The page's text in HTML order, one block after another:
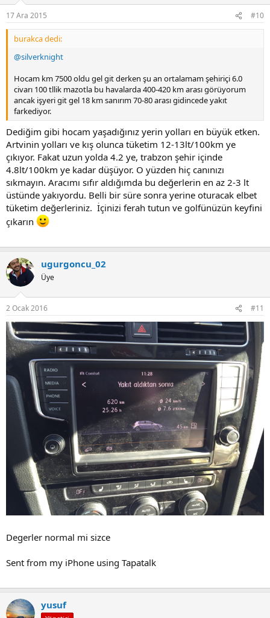
17 Ara 2015 #10
burakca dedi:
@silverknight
Hocam km 7500 oldu gel git derken şu an ortalamam şehiriçi 6.0
civarı 100 tllik mazotla bu havalarda 400-420 km arası görüyorum
ancak işyeri git gel 18 km sanırım 70-80 arası gidincede yakıt
farkediyor.
Dediğim gibi hocam yaşadığınız yerin yolları en büyük etken.
Artvinin yolları ve kış olunca tüketim 12-13lt/100km ye
çıkıyor. Fakat uzun yolda 4.2 ye, trabzon şehir içinde
4.8lt/100km ye kadar düşüyor. O yüzden hiç canınızı
sıkmayın. Aracımı sıfır aldığımda bu değerlerin en az 2-3 lt
üstünde yakıyordu. Belli bir süre sonra yerine oturacak elbet
tüketim değerleriniz. İçinizi ferah tutun ve golfünüzün keyfini
çıkarın
ugurgoncu_02
Üye
2 Ocak 2016 #11
Degerler normal mi sizce
Sent from my iPhone using Tapatalk
yusuf